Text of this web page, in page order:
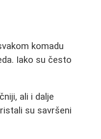
komadu
Iako su često
ali i dalje
su savršeni